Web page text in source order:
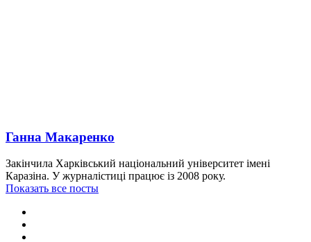
Ганна Макаренко
Закінчила Харківський національний університет імені
Каразіна. У журналістиці працює із 2008 року.
Показать все посты